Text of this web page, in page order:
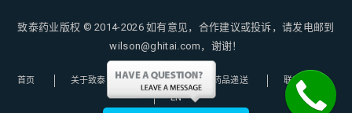
致泰药业版权 © 2014-2026如有意见，合作建议或投诉，请发电邮到
wilson@ghitai.com，谢谢！
首页 关于致泰 购药指南 药品递送
联系我们
EN